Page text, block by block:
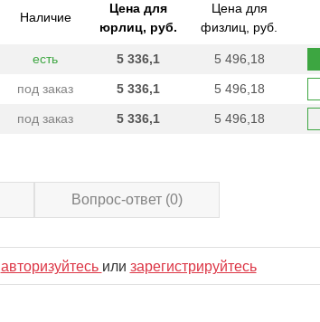
Наличие
Цена для
юрлиц, руб.
Цена для
физлиц, руб.
есть 5 336,1 5 496,18
под заказ 5 336,1 5 496,18
под заказ 5 336,1 5 496,18
Вопрос-ответ (0)
авторизуйтесь или зарегистрируйтесь